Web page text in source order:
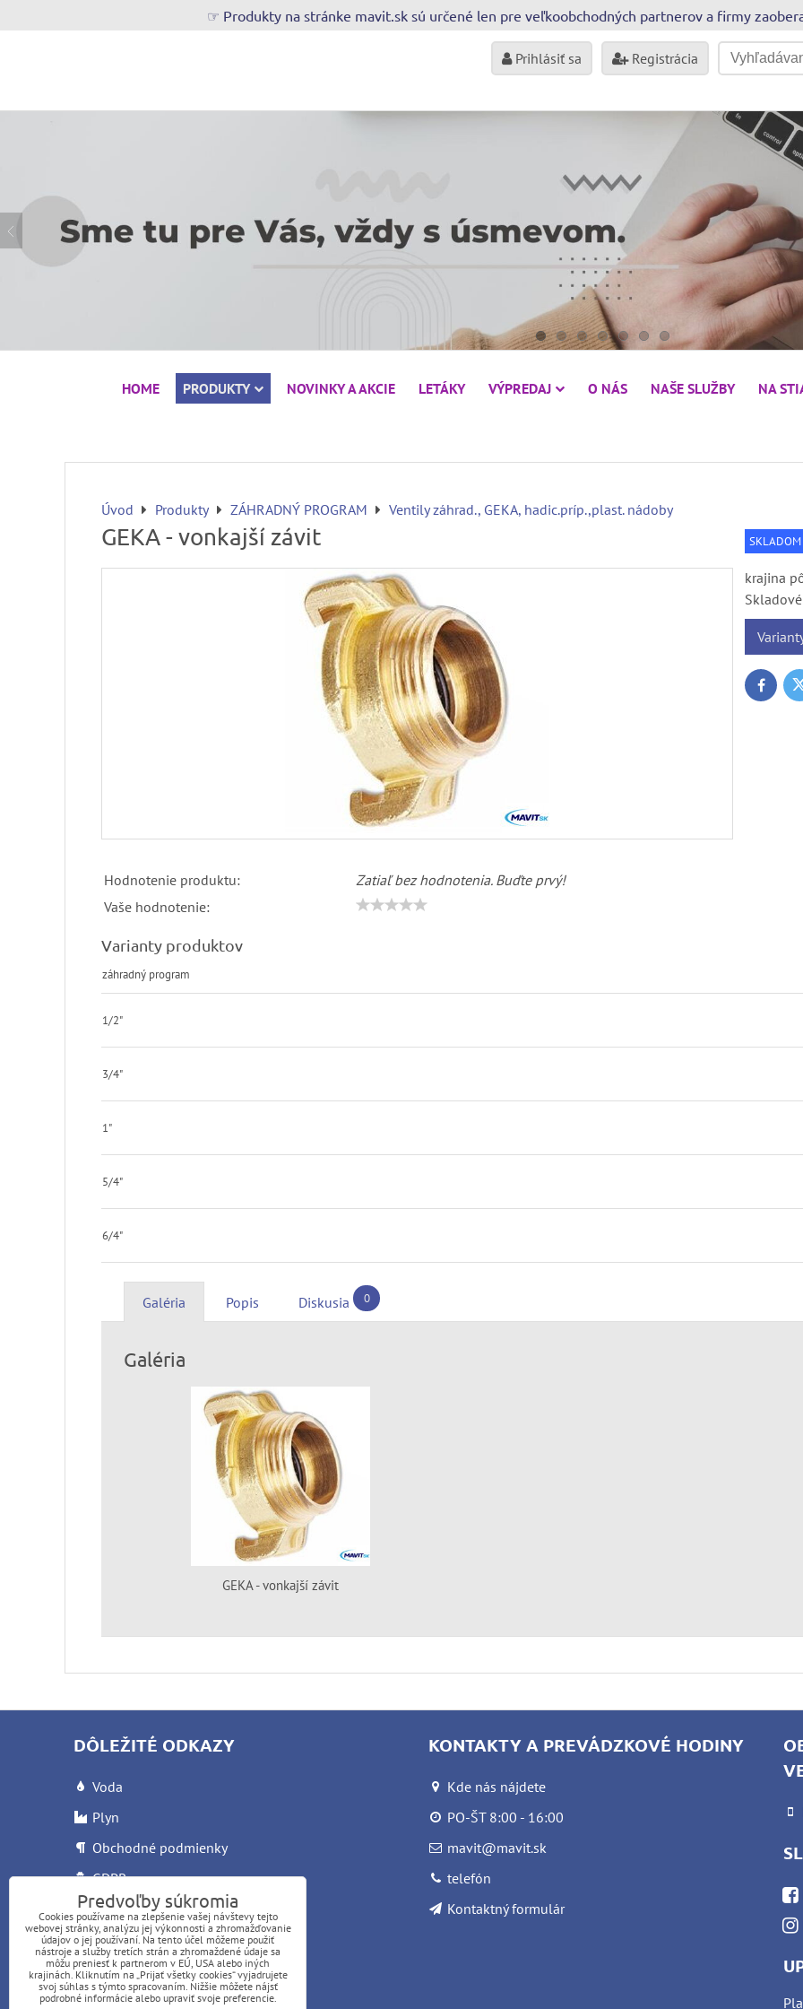
☞ Produkty na stránke mavit.sk sú určené len pre veľkoobchodných partnerov a firmy
Prihlásiť sa Registrácia
HOME PRODUKTY NOVINKY A AKCIE LETÁKY VÝPREDAJ O NÁS NAŠE SLUŽBY NA
Úvod Produkty ZÁHRADNÝ PROGRAM Ventily záhrad., GEKA, hadic.príp.,plast. nádoby
GEKA - vonkajší závit
Hodnotenie produktu:
Zatiaľ bez hodnotenia. Buďte prvý!
Vaše hodnotenie:
SKLADOM
krajina
Varianty produktov
záhradný program
1/2"
3/4"
1"
5/4"
6/4"
Galéria Popis Diskusia 0
Galéria
GEKA - vonkajší závit
DÔLEŽITÉ ODKAZY
Voda
Plyn
Obchodné podmienky
GDPR
Reklamačný list
Letáky
KONTAKTY A PREVÁDZKOVÉ HODINY
Kde nás nájdete
PO-ŠT 8:00 - 16:00
mavit@mavit.sk
telefón
Kontaktný formulár
Predvoľby súkromia
Cookies používame na zlepšenie vašej návštevy tejto
webovej stránky, analýzu jej výkonnosti a zhromažďovanie
údajov o jej používaní. Na tento účel môžeme použiť
nástroje a služby tretích strán a zhromaždené údaje sa
môžu preniesť k partnerom v EÚ, USA alebo iných
krajinách. Kliknutím na „Prijať všetky cookies“ vyjadrujete
svoj súhlas s týmto spracovaním. Nižšie môžete nájsť
podrobné informácie alebo upraviť svoje preferencie.